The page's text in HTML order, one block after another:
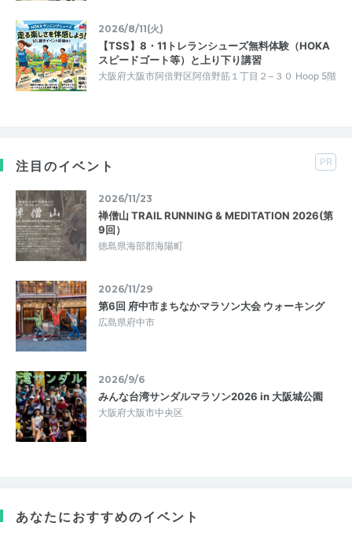
2026/8/11(火)
【TSS】8・11トレランシューズ無料体験（HOKA
スピードゴート等）と上り下り講習
大阪府大阪市阿倍野区阿倍野筋１丁目２−３０ Hoop 5階
注目のイベント PR
2026/11/23
禅僧山 TRAIL RUNNING & MEDITATION 2026(第
9回）
徳島県海部郡海陽町
2026/11/29
第6回 府中市まちなかマラソン大会 ウォーキング
広島県府中市
2026/9/6
みんな台湾サンダルマラソン2026 in 大阪城公園
大阪府大阪市中央区
あなたにおすすめのイベント